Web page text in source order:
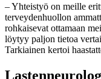
– Yhteistyö on meille
terveydenhuollon
rohkaisevat ottamaan
löytyy paljon tietoa
Tarkiainen kertoi